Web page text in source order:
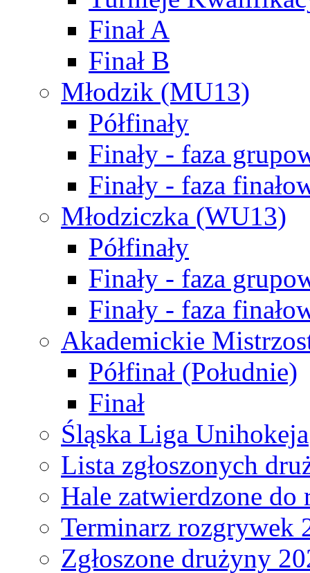
Finał A
Finał B
Młodzik (MU13)
Półfinały
Finały - faza
Finały - faza
Młodziczka (WU13)
Półfinały
Finały - faza
Finały - faza
Akademickie
Półfinał (Południe)
Finał
Śląska Liga Unihokeja
Lista zgłoszonych
Hale zatwierdzone do
Terminarz rozgrywek
Zgłoszone drużyny